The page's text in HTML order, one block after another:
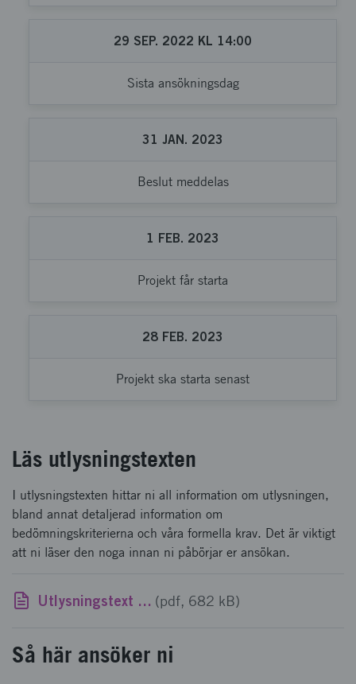
29 SEP. 2022 KL 14:00
Sista ansökningsdag
31 JAN. 2023
Beslut meddelas
1 FEB. 2023
Projekt får starta
28 FEB. 2023
Projekt ska starta senast
Läs utlysningstexten
I utlysningstexten hittar ni all information om utlysningen,
bland annat detaljerad information om
bedömningskriterierna och våra formella krav. Det är viktigt
att ni läser den noga innan ni påbörjar er ansökan.
Utlysningstext UDI steg 3 vt 2022 - reviderad 2022-03-31 (pdf, 682 kB)
Så här ansöker ni